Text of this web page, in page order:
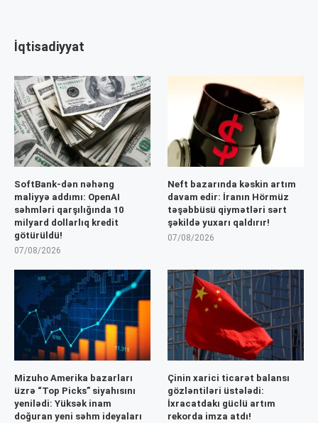
İqtisadiyyat
SoftBank-dən nəhəng
maliyyə addımı: OpenAI
səhmləri qarşılığında 10
milyard dollarlıq kredit
götürüldü!
07/08/2026
Neft bazarında kəskin artım
davam edir: İranın Hörmüz
təşəbbüsü qiymətləri sərt
şəkildə yuxarı qaldırır!
07/08/2026
Mizuho Amerika bazarları
üzrə “Top Picks” siyahısını
yenilədi: Yüksək inam
doğuran yeni səhm ideyaları
Çinin xarici ticarət balansı
gözləntiləri üstələdi:
İxracatdakı güclü artım
rekorda imza atdı!